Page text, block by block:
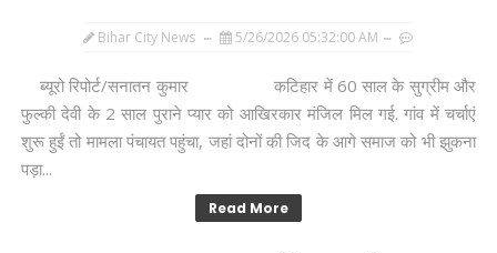
Bihar City News 5/26/2026 05:32:00 AM
ब्यूरो रिपोर्ट/सनातन कुमार कटिहार में 60 साल के सुग्रीम और
फुल्की देवी के 2 साल पुराने प्यार को आखिरकार मंजिल मिल गई. गांव में चर्चाएं
शुरू हुईं तो मामला पंचायत पहुंचा, जहां दोनों की जिद के आगे समाज को भी झुकना
पड़ा...
Read More